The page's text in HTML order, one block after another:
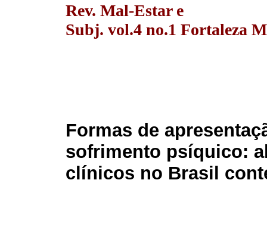
Rev. Mal-Estar e
Subj. vol.4 no.1 Fortaleza
Formas de
sofrimento psíquico:
clínicos no Brasil